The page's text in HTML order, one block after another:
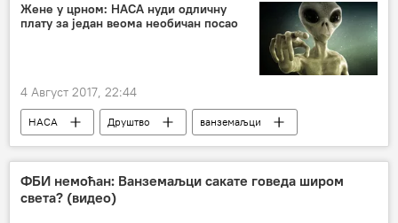
Жене у црном: НАСА нуди одличну
плату за један веома необичан посао
4 Август 2017, 22:44
НАСА Друштво ванземаљци
ФБИ немоћан: Ванземаљци сакате говеда широм
света? (видео)